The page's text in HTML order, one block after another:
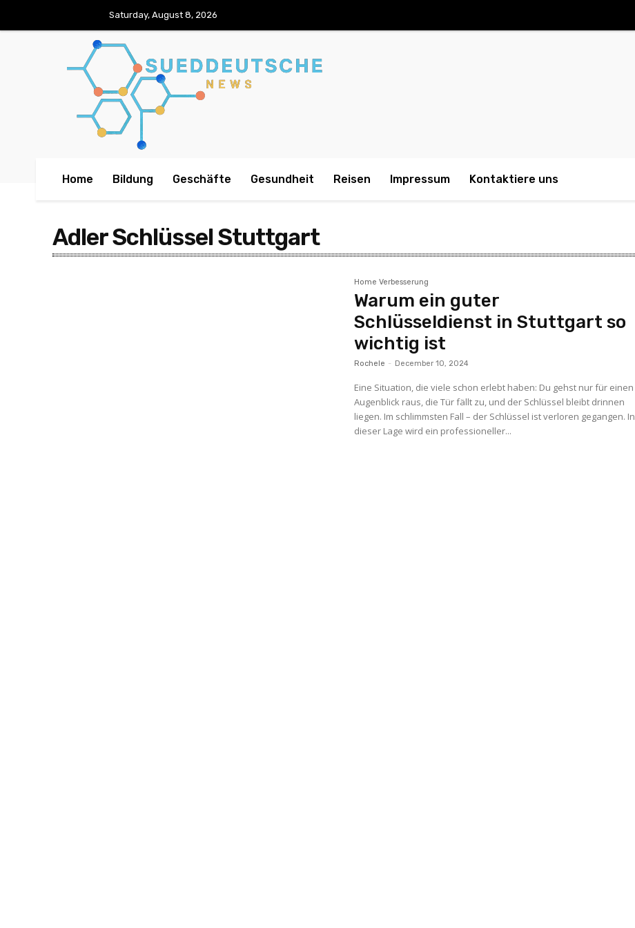
Saturday, August 8, 2026
Home Bildung Geschäfte Gesundheit Reisen Impressum Kontaktiere uns
Adler Schlüssel Stuttgart
Home Verbesserung
Warum ein guter
Schlüsseldienst in Stuttgart so
wichtig ist
Rochele - December 10, 2024
Eine Situation, die viele schon erlebt haben: Du gehst nur für einen
Augenblick raus, die Tür fällt zu, und der Schlüssel bleibt drinnen
liegen. Im schlimmsten Fall – der Schlüssel ist verloren gegangen. In
dieser Lage wird ein professioneller...